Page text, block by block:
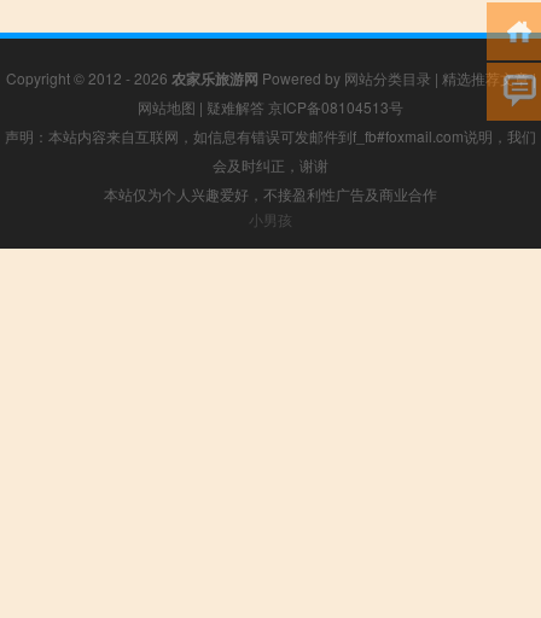
Copyright © 2012 - 2026 农家乐旅游网 Powered by 网站分类目录 | 精选推荐文章|
网站地图 | 疑难解答 京ICP备08104513号
声明：本站内容来自互联网，如信息有错误可发邮件到f_fb#foxmail.com说明，我们
会及时纠正，谢谢
本站仅为个人兴趣爱好，不接盈利性广告及商业合作
小男孩